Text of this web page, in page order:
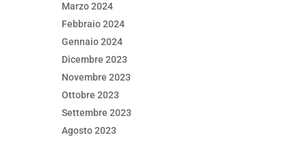
Marzo 2024
Febbraio 2024
Gennaio 2024
Dicembre 2023
Novembre 2023
Ottobre 2023
Settembre 2023
Agosto 2023